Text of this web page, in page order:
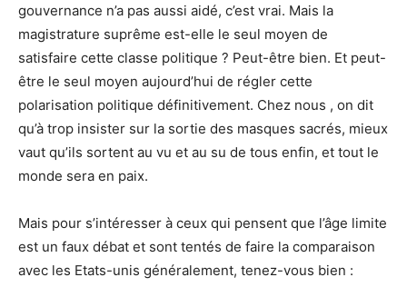
gouvernance n’a pas aussi aidé, c’est vrai. Mais la
magistrature suprême est-elle le seul moyen de
satisfaire cette classe politique ? Peut-être bien. Et peut-
être le seul moyen aujourd’hui de régler cette
polarisation politique définitivement. Chez nous , on dit
qu’à trop insister sur la sortie des masques sacrés, mieux
vaut qu’ils sortent au vu et au su de tous enfin, et tout le
monde sera en paix.
Mais pour s’intéresser à ceux qui pensent que l’âge limite
est un faux débat et sont tentés de faire la comparaison
avec les Etats-unis généralement, tenez-vous bien :